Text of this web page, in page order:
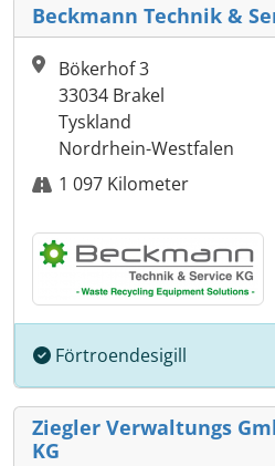
Beckmann Technik &
Bökerhof 3
33034 Brakel
Tyskland
Nordrhein-Westfalen
1 097 Kilometer
Förtroendesigill
Ziegler Verwaltungs
KG